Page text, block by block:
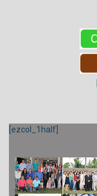
[ezcol_1half]